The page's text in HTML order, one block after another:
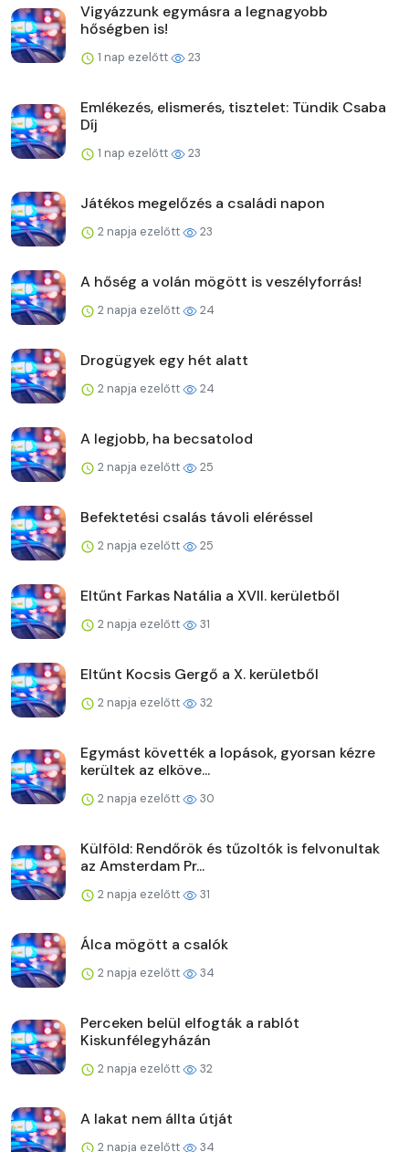
Vigyázzunk egymásra a legnagyobb
hőségben is!
1 nap ezelőtt 23
Emlékezés, elismerés, tisztelet: Tündik Csaba
Díj
1 nap ezelőtt 23
Játékos megelőzés a családi napon
2 napja ezelőtt 23
A hőség a volán mögött is veszélyforrás!
2 napja ezelőtt 24
Drogügyek egy hét alatt
2 napja ezelőtt 24
A legjobb, ha becsatolod
2 napja ezelőtt 25
Befektetési csalás távoli eléréssel
2 napja ezelőtt 25
Eltűnt Farkas Natália a XVII. kerületből
2 napja ezelőtt 31
Eltűnt Kocsis Gergő a X. kerületből
2 napja ezelőtt 32
Egymást követték a lopások, gyorsan kézre
kerültek az elköve...
2 napja ezelőtt 30
Külföld: Rendőrök és tűzoltók is felvonultak
az Amsterdam Pr...
2 napja ezelőtt 31
Álca mögött a csalók
2 napja ezelőtt 34
Perceken belül elfogták a rablót
Kiskunfélegyházán
2 napja ezelőtt 32
A lakat nem állta útját
2 napja ezelőtt 34